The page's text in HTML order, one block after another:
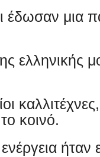
έδωσαν μια
ελληνικής
κοινό.
ήταν